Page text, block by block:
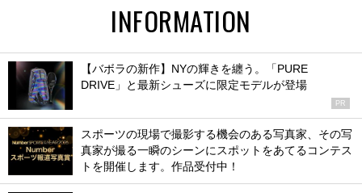
INFORMATION
【バボラの新作】NYの輝きを纏う。「PURE
DRIVE」と最新シューズに限定モデルが登場
PR
スポーツの現場で撮影する機会のある写真家、その写
真家が撮る一瞬のシーンにスポットをあてるコンテス
トを開催します。作品受付中！